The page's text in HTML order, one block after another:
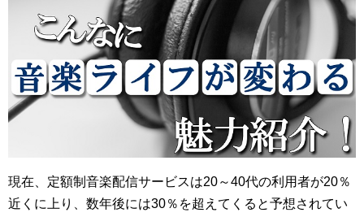
現在、定額制音楽配信サービスは20～40代の利用者が20％
近くに上り、数年後には30％を超えてくると予想されてい
音楽機材
プロ作曲家オススメ DTM機材
プロ直伝！作曲家になる方法
音楽家を目指す人の為のコラム